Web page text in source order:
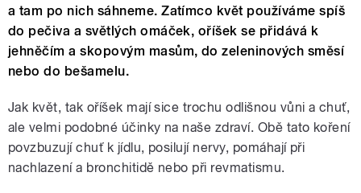
a tam po nich sáhneme. Zatímco květ používáme spíš
do pečiva a světlých omáček, oříšek se přidává k
jehněčím a skopovým masům, do zeleninových směsí
nebo do bešamelu.
Jak květ, tak oříšek mají sice trochu odlišnou vůni a chuť,
ale velmi podobné účinky na naše zdraví. Obě tato koření
povzbuzují chuť k jídlu, posilují nervy, pomáhají při
nachlazení a bronchitidě nebo při revmatismu.